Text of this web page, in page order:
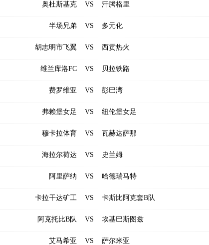
奥杜斯基克 VS 汗腾格里
半场兄弟 VS 多元化
胡志明市飞翼 VS 西贡热火
维兰库洛FC VS 贝拉铁路
费罗维亚 VS 彭巴湾
弗赖堡女足 VS 纽伦堡女足
穆卡拉体育 VS 瓦赫达萨那
海拉尔荷达 VS 史兰姆
阿里萨纳 VS 哈德瑞马特
卡拉干达矿工 VS 卡斯比阿克套B队
阿克托比B队 VS 埃基巴斯图兹
艾马希亚 VS 萨尔米亚